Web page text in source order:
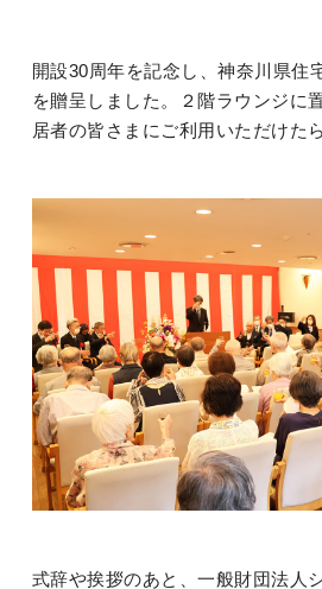
開設30周年を記念し、神奈川県住
を贈呈しました。２階ラウンジに
居者の皆さまにご利用いただけた
式辞や挨拶のあと、一般財団法人